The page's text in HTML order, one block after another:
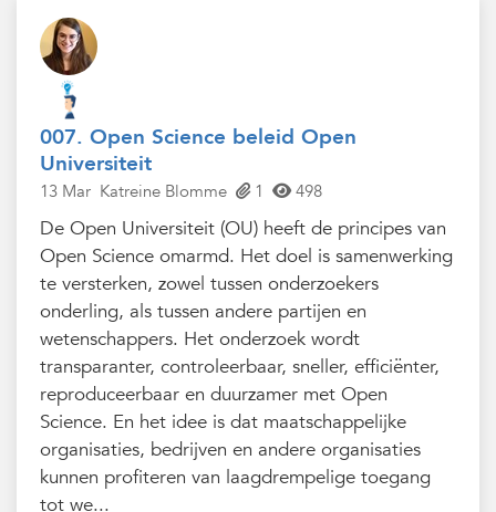
007. Open Science beleid Open
Universiteit
13 Mar Katreine Blomme 1 498
De Open Universiteit (OU) heeft de principes van
Open Science omarmd. Het doel is samenwerking
te versterken, zowel tussen onderzoekers
onderling, als tussen andere partijen en
wetenschappers. Het onderzoek wordt
transparanter, controleerbaar, sneller, efficiënter,
reproduceerbaar en duurzamer met Open
Science. En het idee is dat maatschappelijke
organisaties, bedrijven en andere organisaties
kunnen profiteren van laagdrempelige toegang
tot we...